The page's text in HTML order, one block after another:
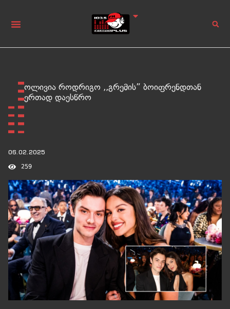
ოლივია როდრიგო ,,გრემის” ბოიფრენდთან
ერთად დაესწრო
06.02.2025
259